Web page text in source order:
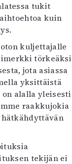
tukit
kuin
kuljettajalle
törkeäksi
jota asiassa
yksittäistä
alalla yleisesti
raakkujokia
tekijän ei